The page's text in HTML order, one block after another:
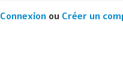
Connexion ou Créer un